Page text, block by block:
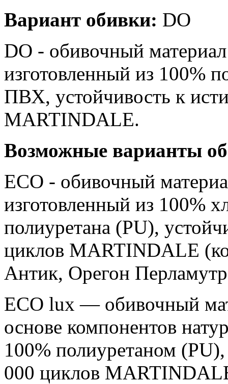
Вариант обивки: DO
DO - обивочный
изготовленный из 100%
ПВХ, устойчивость к
MARTINDALE.
Возможные варианты
ЕСО - обивочный
изготовленный из 100%
полиуретанa (PU),
циклов MARTINDALE
Антик, Орегон
ЕСО luх — обивочный
основе компонентов
100% полиуретаном
000 циклов